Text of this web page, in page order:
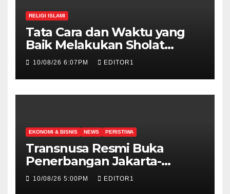
RELIGI ISLAMI
Tata Cara dan Waktu yang
Baik Melakukan Sholat
Taubat
10/08/26 6:07PM EDITOR1
EKONOMI & BISNIS NEWS PERISTIWA
Transnusa Resmi Buka
Penerbangan Jakarta-
Bangkok 2 Kali Sehari
10/08/26 5:00PM EDITOR1